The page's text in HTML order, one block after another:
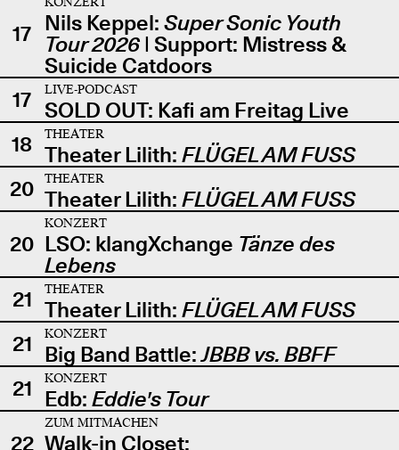
17 Nils Keppel: Super Sonic Youth
Tour 2026| Support: Mistress &
Suicide Catdoors
17
LIVE-PODCAST
SOLD OUT: Kafi am Freitag Live
18
THEATER
Theater Lilith: FLÜGEL AM FUSS
20
THEATER
Theater Lilith: FLÜGEL AM FUSS
20
KONZERT
LSO: klangXchange Tänze des
Lebens
21
THEATER
Theater Lilith: FLÜGEL AM FUSS
21
KONZERT
Big Band Battle:JBBB vs. BBFF
21
KONZERT
Edb: Eddie's Tour
22
ZUM MITMACHEN
Walk-in Closet: